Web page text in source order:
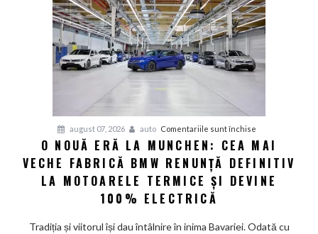
100%
electric
până
2030
șapte
noi
august 07, 2026 auto Comentariile sunt închise
O
nouă
eră
Cea
O NOUĂ ERĂ LA MUNCHEN: CEA MAI
VECHE FABRICĂ BMW RENUNȚĂ DEFINITIV
LA MOTOARELE TERMICE ȘI DEVINE
100% ELECTRICĂ
Tradiția și viitorul își dau întâlnire în inima Bavariei. Odată cu